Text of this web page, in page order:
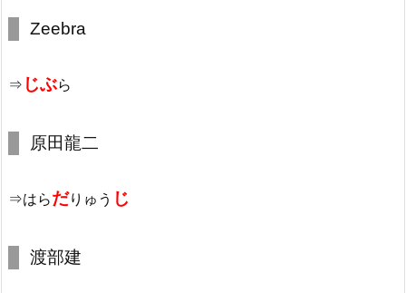
Zeebra
⇒ じぶら
原田龍二
⇒はらだりゅう じ
渡部建